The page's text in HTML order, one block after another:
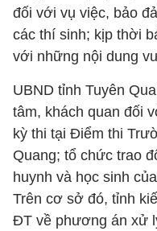
đối với vụ việc, bảo
các thí sinh; kịp thời
với những nội dung
UBND tỉnh Tuyên
tâm, khách quan đối
kỳ thi tại Điểm thi
Quang; tổ chức trao
huynh và học sinh
Trên cơ sở đó, tỉnh
ĐT về phương án xử